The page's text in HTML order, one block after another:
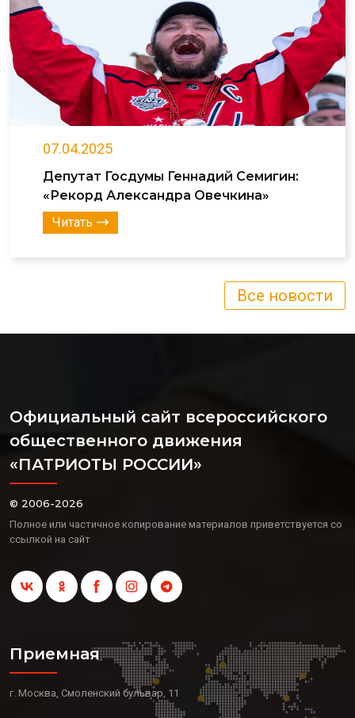
07.04.2025
Депутат Госдумы Геннадий Семигин:
«Рекорд Александра Овечкина»
Читать
Все новости
Официальный сайт всероссийского
общественного движения
«ПАТРИОТЫ РОССИИ»
© 2006-2026
Полное или частичное копирование материалов приветствуется со
ссылкой на сайт
Приемная
г. Москва, Смоленский бульвар, 11